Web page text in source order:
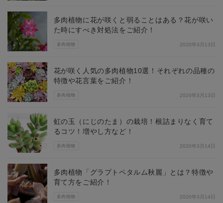
多肉植物
多肉植物に花が咲くと弱ることはある？花が咲い
た時にすべき対処法をご紹介！
2020年3月13日
多肉植物
花が咲く人気の多肉植物10選！それぞれの品種の
特徴や花言葉をご紹介！
2020年3月13日
多肉植物
虹の玉（にじのたま）の栽培！根詰まりなく育て
るコツ！増やし方など！
2020年3月14日
多肉植物
多肉植物「グラプトペタルム秋麗」とは？特徴や
育て方をご紹介！
2020年3月14日